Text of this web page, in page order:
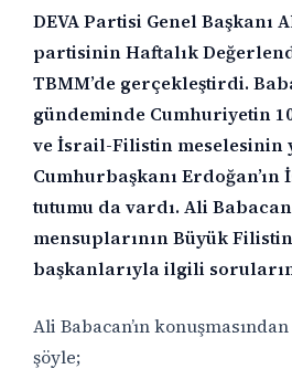
DEVA Partisi Genel Başkanı
partisinin Haftalık
TBMM’de gerçekleştirdi.
gündeminde Cumhuriyetin
ve İsrail-Filistin meselesinin
Cumhurbaşkanı Erdoğan’ın
tutumu da vardı. Ali
mensuplarının Büyük
başkanlarıyla ilgili
Ali Babacan’ın
şöyle;